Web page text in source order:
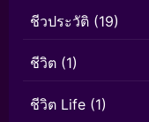
ชีวประวัติ (19)
ชีวิต (1)
ชีวิต Life (1)